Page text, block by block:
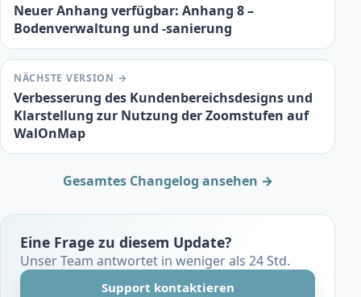
Neuer Anhang verfügbar: Anhang 8 –
Bodenverwaltung und -sanierung
NÄCHSTE VERSION →
Verbesserung des Kundenbereichsdesigns und
Klarstellung zur Nutzung der Zoomstufen auf
WalOnMap
Gesamtes Changelog ansehen →
Eine Frage zu diesem Update?
Unser Team antwortet in weniger als 24 Std.
Support kontaktieren